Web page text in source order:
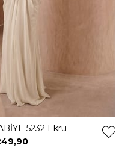
5232 Ekru